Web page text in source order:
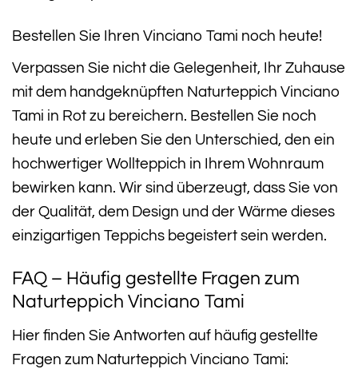
Bestellen Sie Ihren Vinciano Tami noch heute!
Verpassen Sie nicht die Gelegenheit, Ihr Zuhause
mit dem handgeknüpften Naturteppich Vinciano
Tami in Rot zu bereichern. Bestellen Sie noch
heute und erleben Sie den Unterschied, den ein
hochwertiger Wollteppich in Ihrem Wohnraum
bewirken kann. Wir sind überzeugt, dass Sie von
der Qualität, dem Design und der Wärme dieses
einzigartigen Teppichs begeistert sein werden.
FAQ – Häufig gestellte Fragen zum
Naturteppich Vinciano Tami
Hier finden Sie Antworten auf häufig gestellte
Fragen zum Naturteppich Vinciano Tami: